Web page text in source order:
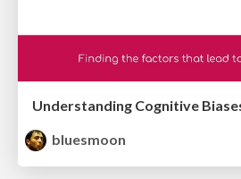
bluesmoon